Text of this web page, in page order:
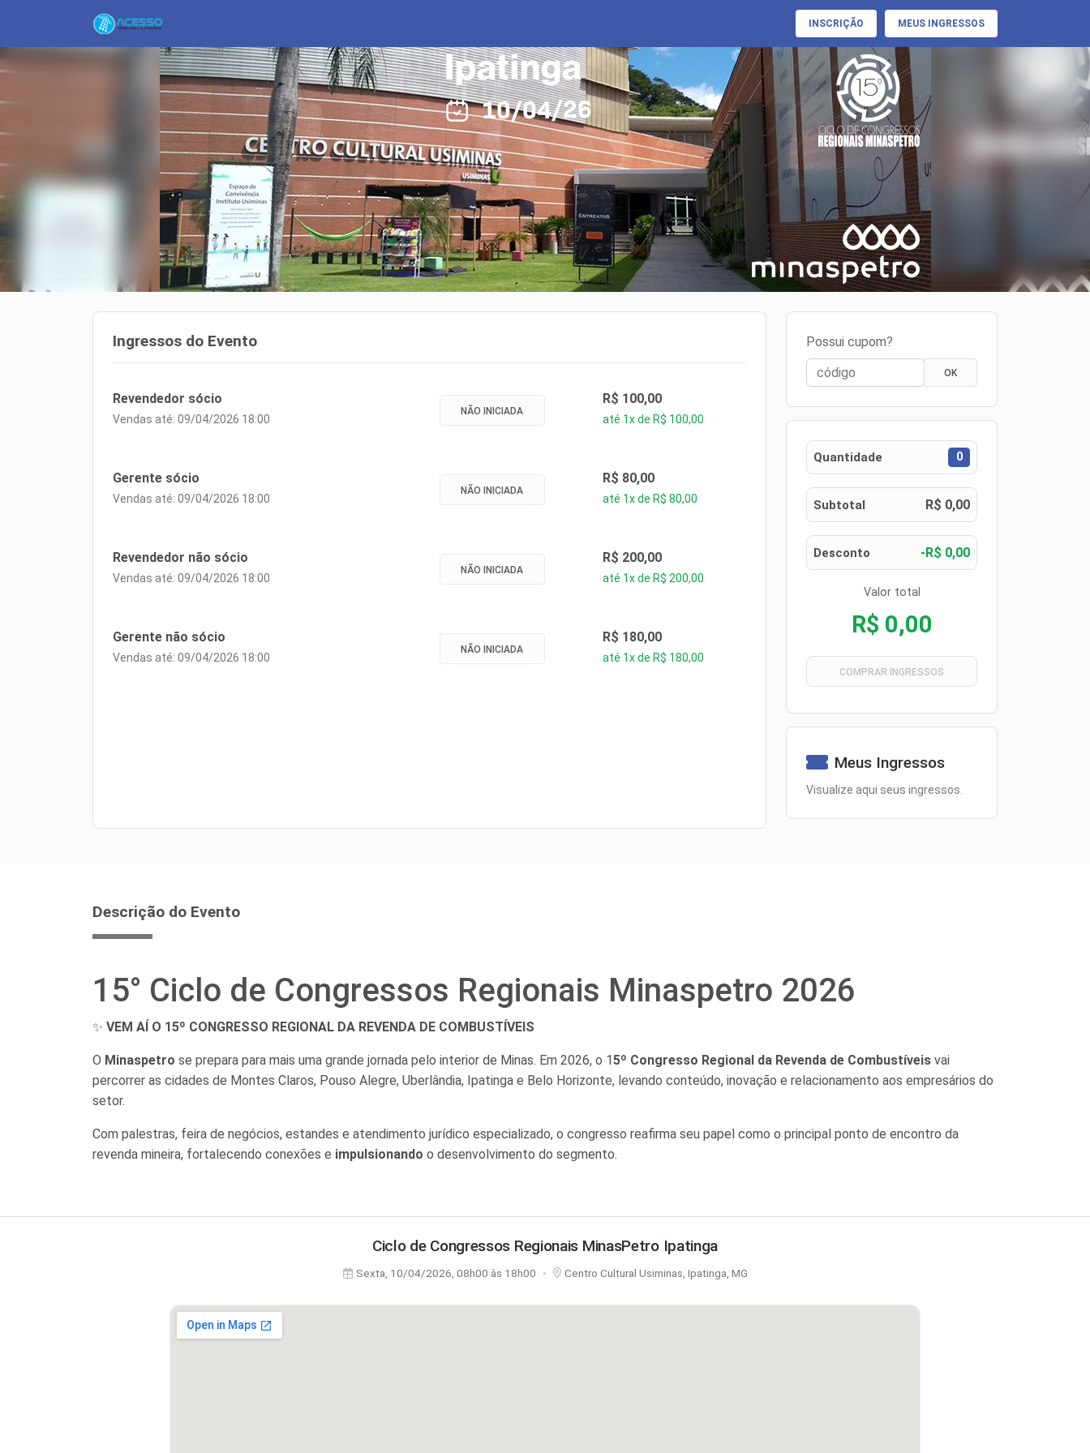
INSCRIÇÃO MEUS INGRESSOS
Ingressos do Evento
Revendedor sócio
Vendas até: 09/04/2026 18:00
NÃO INICIADA
R$ 100,00
até 1x de R$ 100,00
Gerente sócio
Vendas até: 09/04/2026 18:00
NÃO INICIADA
R$ 80,00
até 1x de R$ 80,00
Revendedor não sócio
Vendas até: 09/04/2026 18:00
NÃO INICIADA
R$ 200,00
até 1x de R$ 200,00
Gerente não sócio
Vendas até: 09/04/2026 18:00
NÃO INICIADA
R$ 180,00
até 1x de R$ 180,00
Possui cupom?
OK
Quantidade 0
Subtotal R$ 0,00
Desconto -R$ 0,00
Valor total
R$ 0,00
COMPRAR INGRESSOS
Meus Ingressos
Visualize aqui seus ingressos.
Descrição do Evento
15° Ciclo de Congressos Regionais Minaspetro 2026
✨ VEM AÍ O 15º CONGRESSO REGIONAL DA REVENDA DE COMBUSTÍVEIS
O Minaspetro se prepara para mais uma grande jornada pelo interior de Minas. Em 2026, o 15º Congresso Regional da Revenda de Combustíveis vai
percorrer as cidades de Montes Claros, Pouso Alegre, Uberlândia, Ipatinga e Belo Horizonte, levando conteúdo, inovação e relacionamento aos empresários do
setor.
Com palestras, feira de negócios, estandes e atendimento jurídico especializado, o congresso reafirma seu papel como o principal ponto de encontro da
revenda mineira, fortalecendo conexões e impulsionando o desenvolvimento do segmento.
Ciclo de Congressos Regionais MinasPetro Ipatinga
Sexta, 10/04/2026, 08h00 às 18h00 • Centro Cultural Usiminas, Ipatinga, MG